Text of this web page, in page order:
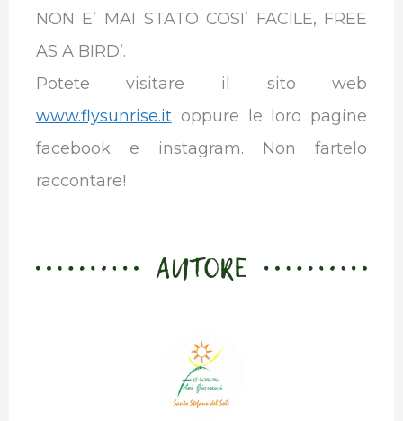
NON E’ MAI STATO COSI’ FACILE, FREE
AS A BIRD’.
Potete visitare il sito web
www.flysunrise.itoppure le loro pagine
facebook e instagram. Non fartelo
raccontare!
AUTORE